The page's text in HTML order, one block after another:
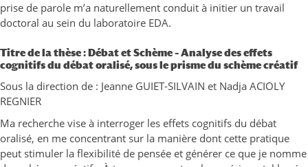
prise de parole m’a naturellement conduit à initier un travail
doctoral au sein du laboratoire EDA.
Titre de la thèse : Débat et Schème – Analyse des effets
cognitifs du débat oralisé, sous le prisme du schème créatif
Sous la direction de : Jeanne GUIET-SILVAIN et Nadja ACIOLY
REGNIER
Ma recherche vise à interroger les effets cognitifs du débat
oralisé, en me concentrant sur la manière dont cette pratique
peut stimuler la flexibilité de pensée et générer ce que je nomme